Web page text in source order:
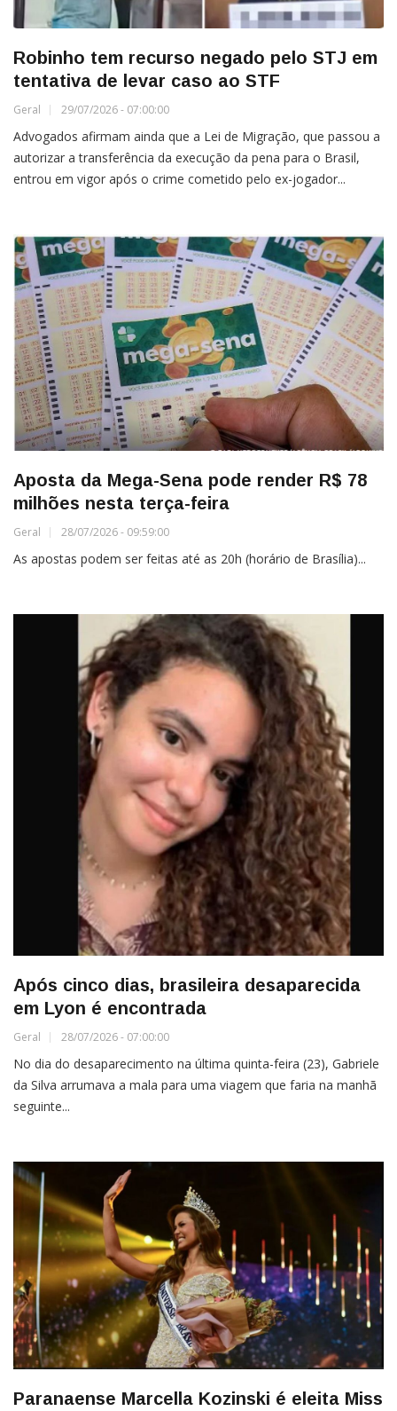
Robinho tem recurso negado pelo STJ em
tentativa de levar caso ao STF
Geral 29/07/2026 - 07:00:00
Advogados afirmam ainda que a Lei de Migração, que passou a
autorizar a transferência da execução da pena para o Brasil,
entrou em vigor após o crime cometido pelo ex-jogador...
Aposta da Mega-Sena pode render R$ 78
milhões nesta terça-feira
Geral 28/07/2026 - 09:59:00
As apostas podem ser feitas até as 20h (horário de Brasília)...
Após cinco dias, brasileira desaparecida
em Lyon é encontrada
Geral 28/07/2026 - 07:00:00
No dia do desaparecimento na última quinta-feira (23), Gabriele
da Silva arrumava a mala para uma viagem que faria na manhã
seguinte...
Paranaense Marcella Kozinski é eleita Miss